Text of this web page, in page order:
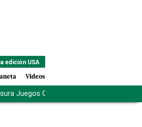
edición USA
Videos
Juegos Centroamericanos